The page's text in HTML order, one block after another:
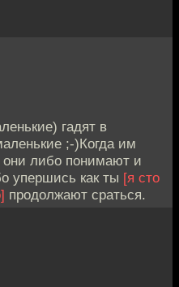
гадят в
;-)Когда им
они либо понимают и
упершись как ты [я сто
продолжают сраться.